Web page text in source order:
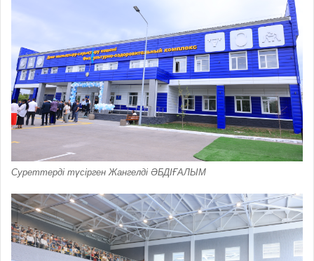
Суреттерді түсірген Жангелді ӘБДІҒАЛЫМ